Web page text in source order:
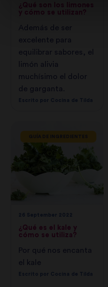
y cómo se utilizan?
Además de ser
excelente para
equilibrar sabores, el
limón alivia
muchísimo el dolor
de garganta.
GUÍA DE INGREDIENTES
¿Qué es el kale y
cómo se utiliza?
Por qué nos encanta
el kale